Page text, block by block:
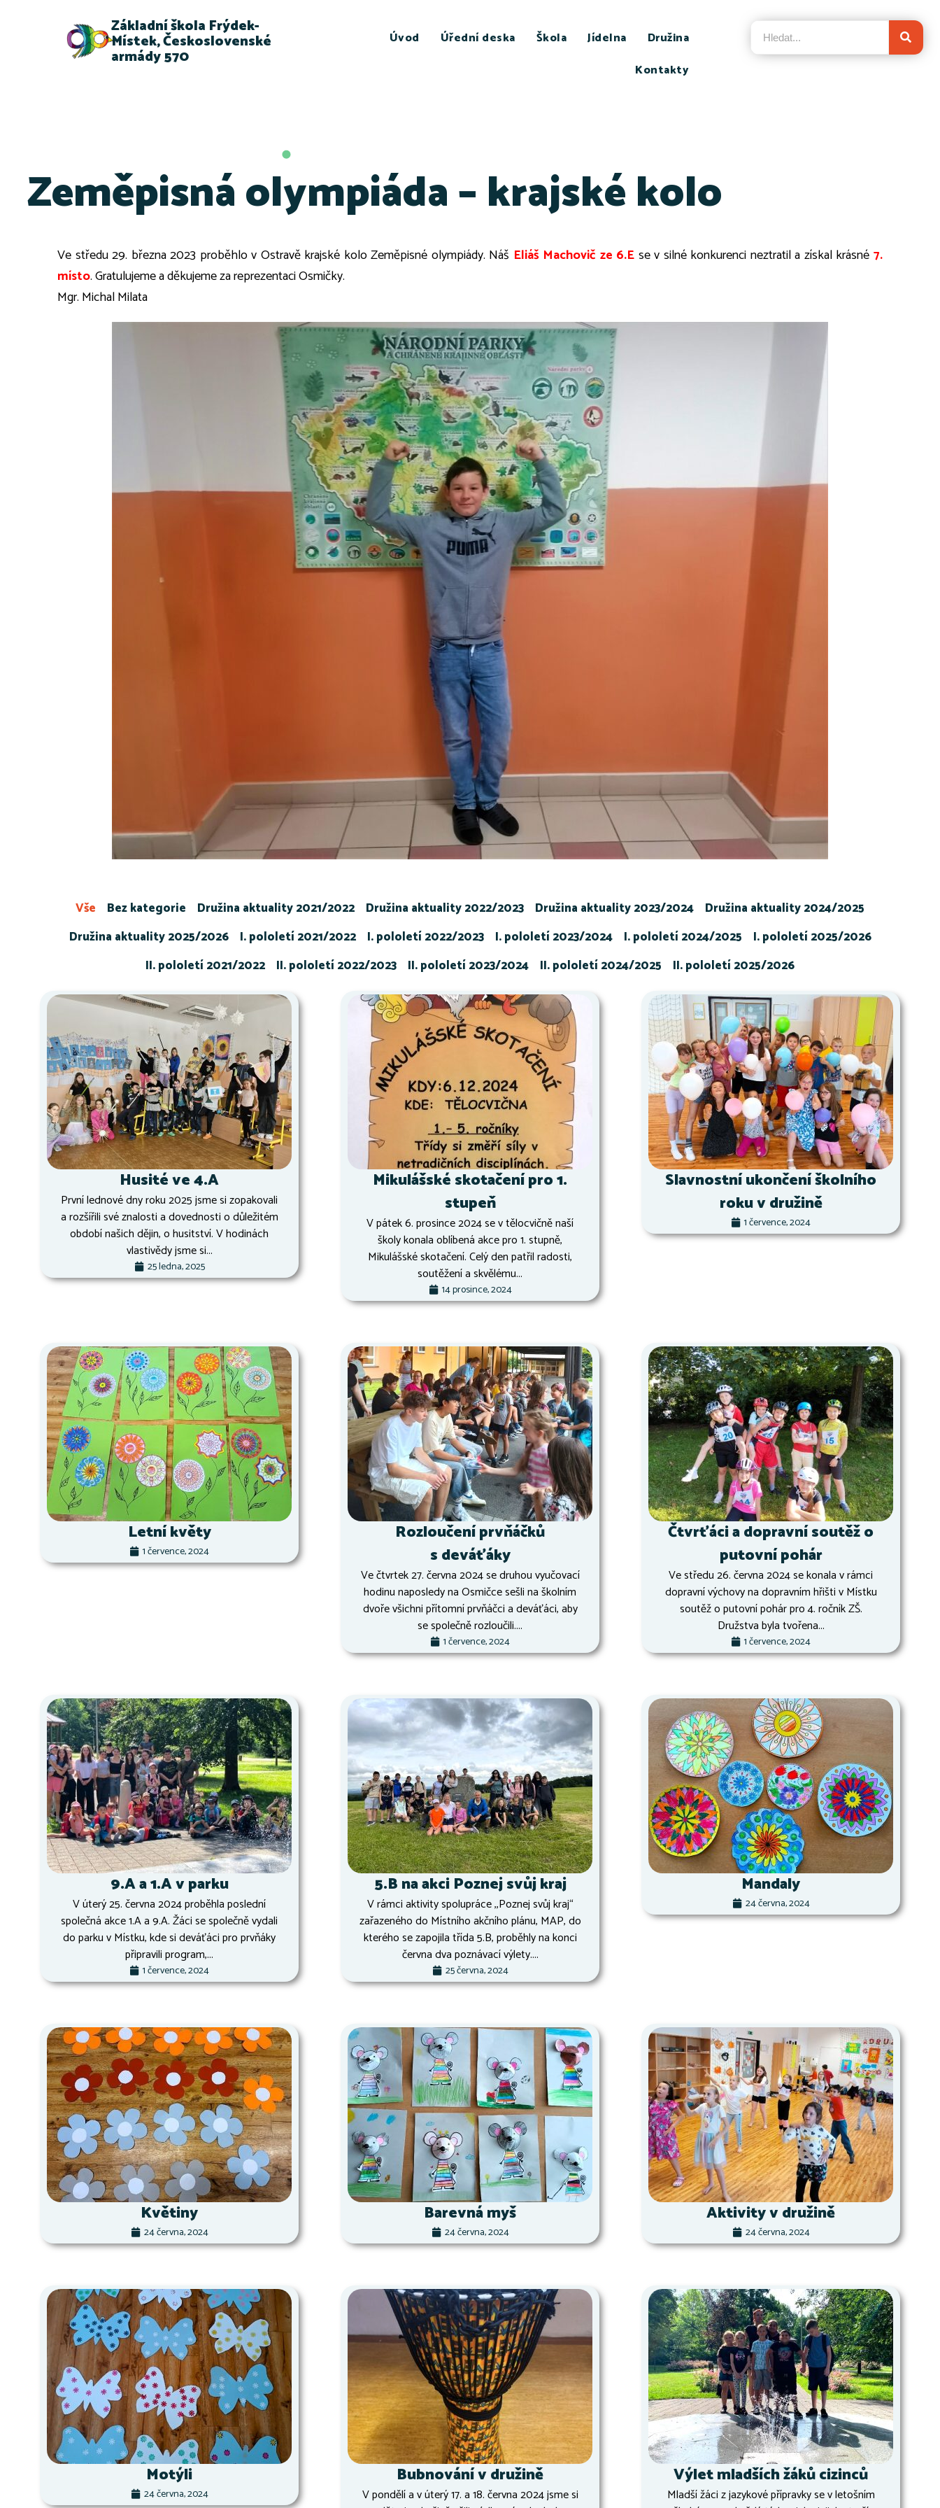
Základní škola Frýdek-
Místek, Československé
armády 570
Úvod Úřední deska Škola Jídelna
Družina
Kontakty
Zeměpisná olympiáda – krajské kolo
Ve středu 29. března 2023 proběhlo v Ostravě krajské kolo Zeměpisné olympiády. Náš Eliáš Machovič ze 6.E se v silné konkurenci neztratil a získal krásné7.
místo. Gratulujeme a děkujeme za reprezentaci Osmičky.
Mgr. Michal Milata
Bez kategorie Družina aktuality 2021/2022 Družina aktuality 2022/2023 Družina aktuality 2023/2024
Družina aktuality 2024/2025
Družina aktuality 2025/2026
I. pololetí 2021/2022 I. pololetí 2022/2023 I. pololetí 2023/2024 I. pololetí 2024/2025
I. pololetí 2025/2026
II. pololetí 2021/2022
II. pololetí 2022/2023 II. pololetí 2023/2024 II. pololetí 2024/2025 II. pololetí 2025/2026
Vše
Husité ve 4.A
První lednové dny roku 2025 jsme si zopakovali
a rozšířili své znalosti a dovednosti o důležitém
období našich dějin, o husitství. V hodinách
vlastivědy jsme si...
25 ledna, 2025
Mikulášské skotačení pro 1.
stupeň
V pátek 6. prosince 2024 se v tělocvičně naší
školy konala oblíbená akce pro 1. stupně,
Mikulášské skotačení. Celý den patřil radosti,
soutěžení a skvělému...
14 prosince, 2024
Slavnostní ukončení školního
roku v družině
1 července, 2024
Letní květy
1 července, 2024
Rozloučení prvňáčků
s deváťáky
Ve čtvrtek 27. června 2024 se druhou vyučovací
hodinu naposledy na Osmičce sešli na školním
dvoře všichni přítomní prvňáčci a deváťáci, aby
se společně rozloučili....
1 července, 2024
Čtvrťáci a dopravní soutěž o
putovní pohár
Ve středu 26. června 2024 se konala v rámci
dopravní výchovy na dopravním hřišti v Místku
soutěž o putovní pohár pro 4. ročník ZŠ.
Družstva byla tvořena...
1 července, 2024
9.A a 1.A v parku
V úterý 25. června 2024 proběhla poslední
společná akce 1.A a 9.A. Žáci se společně vydali
do parku v Místku, kde si deváťáci pro prvňáky
připravili program,...
1 července, 2024
5.B na akci Poznej svůj kraj
V rámci aktivity spolupráce ,,Poznej svůj kraj“
zařazeného do Místního akčního plánu, MAP, do
kterého se zapojila třída 5.B, proběhly na konci
června dva poznávací výlety....
25 června, 2024
Mandaly
24 června, 2024
Květiny
24 června, 2024
Barevná myš
24 června, 2024
Aktivity v družině
24 června, 2024
Motýli
24 června, 2024
Bubnování v družině
V pondělí a v úterý 17. a 18. června 2024 jsme si
Výlet mladších žáků cizinců
Mladší žáci z jazykové přípravky se v letošním